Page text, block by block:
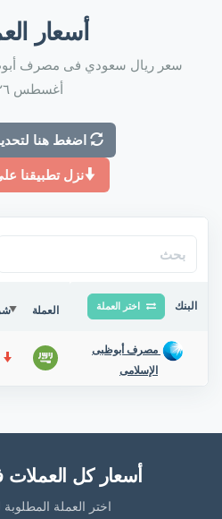
أسعار
أغسطس ٢٠٢٦
اضغط هنا
نزل تطبيقنا
البنك اختر العملة العملة
مصرف أبوظبى
الإسلامى
أسعار كل
اختر العملة